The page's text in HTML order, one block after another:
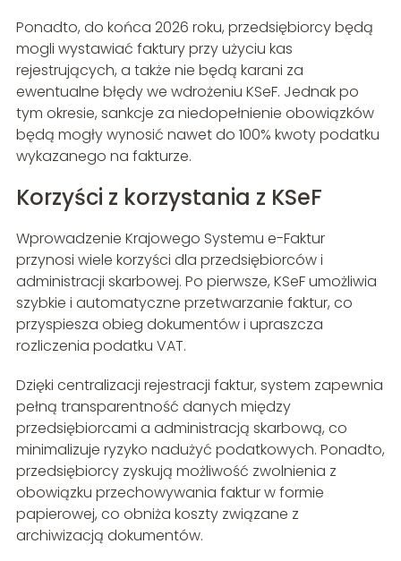
Ponadto, do końca 2026 roku, przedsiębiorcy będą
mogli wystawiać faktury przy użyciu kas
rejestrujących, a także nie będą karani za
ewentualne błędy we wdrożeniu KSeF. Jednak po
tym okresie, sankcje za niedopełnienie obowiązków
będą mogły wynosić nawet do 100% kwoty podatku
wykazanego na fakturze.
Korzyści z korzystania z KSeF
Wprowadzenie Krajowego Systemu e-Faktur
przynosi wiele korzyści dla przedsiębiorców i
administracji skarbowej. Po pierwsze, KSeF umożliwia
szybkie i automatyczne przetwarzanie faktur, co
przyspiesza obieg dokumentów i upraszcza
rozliczenia podatku VAT.
Dzięki centralizacji rejestracji faktur, system zapewnia
pełną transparentność danych między
przedsiębiorcami a administracją skarbową, co
minimalizuje ryzyko nadużyć podatkowych. Ponadto,
przedsiębiorcy zyskują możliwość zwolnienia z
obowiązku przechowywania faktur w formie
papierowej, co obniża koszty związane z
archiwizacją dokumentów.